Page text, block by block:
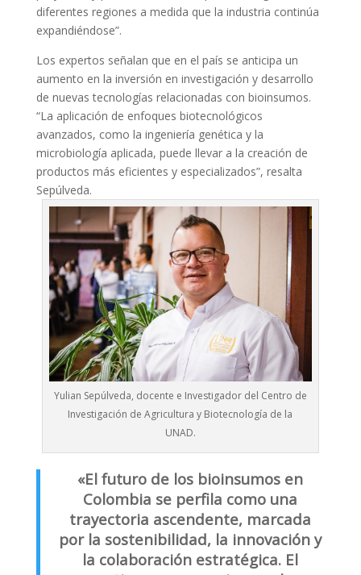
diferentes regiones a medida que la industria continúa
expandiéndose”.
Los expertos señalan que en el país se anticipa un
aumento en la inversión en investigación y desarrollo
de nuevas tecnologías relacionadas con bioinsumos.
“La aplicación de enfoques biotecnológicos
avanzados, como la ingeniería genética y la
microbiología aplicada, puede llevar a la creación de
productos más eficientes y especializados”, resalta
Sepúlveda.
Yulian Sepúlveda, docente e Investigador del Centro de
Investigación de Agricultura y Biotecnología de la
UNAD.
«El futuro de los bioinsumos en
Colombia se perfila como una
trayectoria ascendente, marcada
por la sostenibilidad, la innovación y
la colaboración estratégica. El